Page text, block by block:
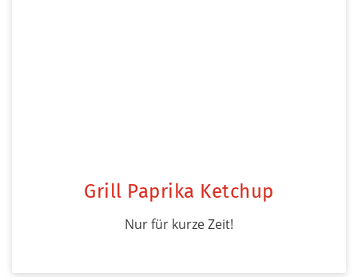
Grill Paprika Ketchup
Nur für kurze Zeit!